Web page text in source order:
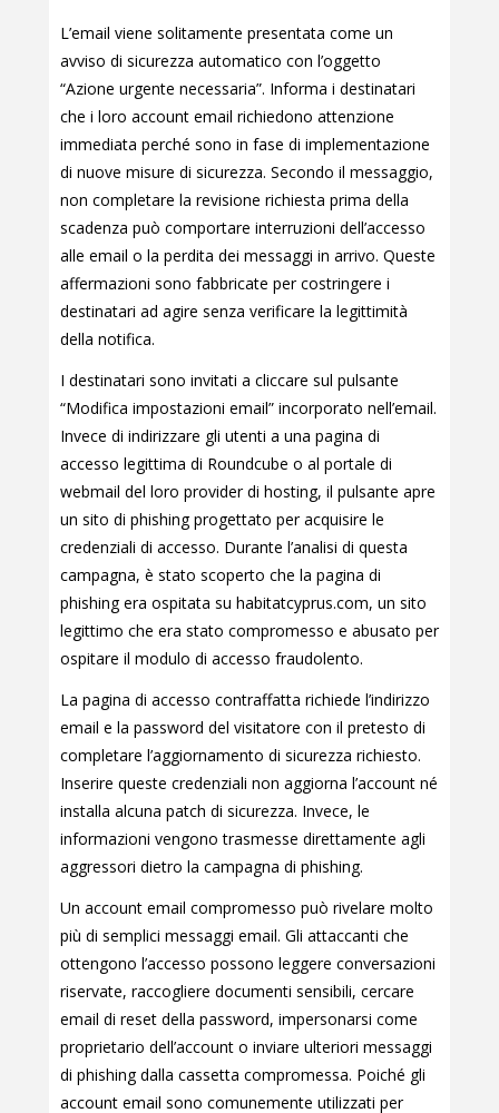
L’email viene solitamente presentata come un
avviso di sicurezza automatico con l’oggetto
“Azione urgente necessaria”. Informa i destinatari
che i loro account email richiedono attenzione
immediata perché sono in fase di implementazione
di nuove misure di sicurezza. Secondo il messaggio,
non completare la revisione richiesta prima della
scadenza può comportare interruzioni dell’accesso
alle email o la perdita dei messaggi in arrivo. Queste
affermazioni sono fabbricate per costringere i
destinatari ad agire senza verificare la legittimità
della notifica.
I destinatari sono invitati a cliccare sul pulsante
“Modifica impostazioni email” incorporato nell’email.
Invece di indirizzare gli utenti a una pagina di
accesso legittima di Roundcube o al portale di
webmail del loro provider di hosting, il pulsante apre
un sito di phishing progettato per acquisire le
credenziali di accesso. Durante l’analisi di questa
campagna, è stato scoperto che la pagina di
phishing era ospitata su habitatcyprus.com, un sito
legittimo che era stato compromesso e abusato per
ospitare il modulo di accesso fraudolento.
La pagina di accesso contraffatta richiede l’indirizzo
email e la password del visitatore con il pretesto di
completare l’aggiornamento di sicurezza richiesto.
Inserire queste credenziali non aggiorna l’account né
installa alcuna patch di sicurezza. Invece, le
informazioni vengono trasmesse direttamente agli
aggressori dietro la campagna di phishing.
Un account email compromesso può rivelare molto
più di semplici messaggi email. Gli attaccanti che
ottengono l’accesso possono leggere conversazioni
riservate, raccogliere documenti sensibili, cercare
email di reset della password, impersonarsi come
proprietario dell’account o inviare ulteriori messaggi
di phishing dalla cassetta compromessa. Poiché gli
account email sono comunemente utilizzati per